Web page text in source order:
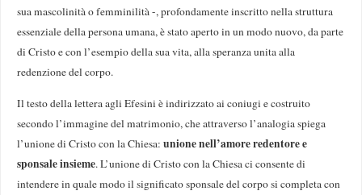
sua mascolinità o femminilità -, profondamente inscritto nella struttura
essenziale della persona umana, è stato aperto in un modo nuovo, da parte
di Cristo e con l’esempio della sua vita, alla speranza unita alla
redenzione del corpo.
Il testo della lettera agli Efesini è indirizzato ai coniugi e costruito
secondo l’immagine del matrimonio, che attraverso l’analogia spiega
l’unione di Cristo con la Chiesa:unione nell’amore redentore e
sponsale insieme. L’unione di Cristo con la Chiesa ci consente di
intendere in quale modo il significato sponsale del corpo si completa con